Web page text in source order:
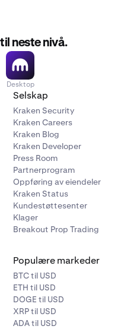
neste nivå.
Desktop
Selskap
Kraken Security
Kraken Careers
Kraken Blog
Kraken Developer
Press Room
Partnerprogram
Oppføring av eiendeler
Kraken Status
Kundestøttesenter
Klager
Breakout Prop Trading
Populære markeder
BTC til USD
ETH til USD
DOGE til USD
XRP til USD
ADA til USD